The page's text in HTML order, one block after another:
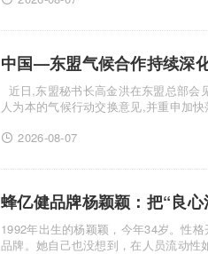
中国—东盟气候合作持续深
人为本的气候行动交换意见,并重申加
2026-08-07
蜂亿健品牌杨颖颖：把“良
1992年出生的杨颖颖，今年34岁。性
品牌。她自己也没想到，在人员流动性